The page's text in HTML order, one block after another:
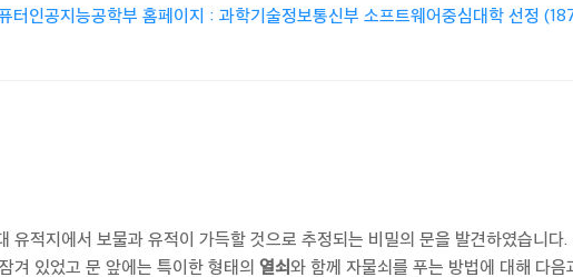
터인공지능공학부 홈페이지 : 과학기술정보통신부 소프트웨어중심대학 선정
유적지에서 보물과 유적이 가득할 것으로 추정되는 비밀의 문을 발견하였습니다
겨 있었고 문 앞에는 특이한 형태의 열쇠와 함께 자물쇠를 푸는 방법에 대해 다